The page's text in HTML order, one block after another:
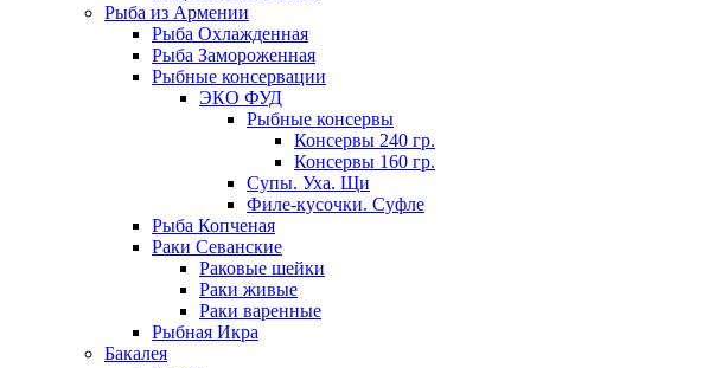
Рыба из Армении
Рыба Охлажденная
Рыба Замороженная
Рыбные консервации
ЭКО ФУД
Рыбные консервы
Консервы 240 гр.
Консервы 160 гр.
Супы. Уха. Щи
Филе-кусочки. Суфле
Рыба Копченая
Раки Севанские
Раковые шейки
Раки живые
Раки варенные
Рыбная Икра
Бакалея